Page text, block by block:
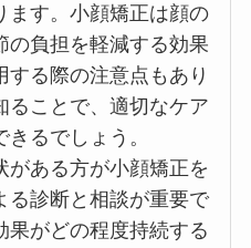
ます。小顔矯正は顔の
の負担を軽減する効果
る際の注意点もあり
ることで、適切なケア
るでしょう。
がある方が小顔矯正を
る診断と相談が重要で
果がどの程度持続する